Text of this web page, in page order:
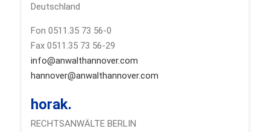
Deutschland
Fon 0511.35 73 56-0
Fax 0511.35 73 56-29
info@anwalthannover.com
hannover@anwalthannover.com
horak.
RECHTSANWÄLTE BERLIN